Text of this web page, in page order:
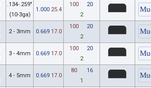
.134-.259"
(10-3ga)
1.000 25.4
100
20
2
2 - 3mm 0.669 17.0
100
20
2
3 - 4mm 0.669 17.0
100
20
2
4 - 5mm 0.669 17.0
80
16
1